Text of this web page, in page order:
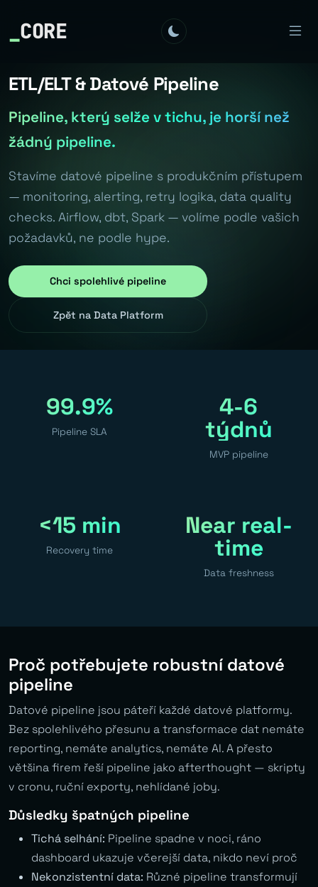
_CORE
ETL/ELT & Datové Pipeline
Pipeline, který selže v tichu, je horší než
žádný pipeline.
Stavíme datové pipeline s produkčním přístupem
— monitoring, alerting, retry logika, data quality
checks. Airflow, dbt, Spark — volíme podle vašich
požadavků, ne podle hype.
Chci spolehlivé pipeline
Zpět na Data Platform
99.9%
Pipeline SLA
4-6
týdnů
MVP pipeline
<15 min
Recovery time
Near real-
time
Data freshness
Proč potřebujete robustní datové
pipeline
Datové pipeline jsou páteří každé datové platformy.
Bez spolehlivého přesunu a transformace dat nemáte
reporting, nemáte analytics, nemáte AI. A přesto
většina firem řeší pipeline jako afterthought — skripty
v cronu, ruční exporty, nehlídané joby.
Důsledky špatných pipeline
Tichá selhání: Pipeline spadne v noci, ráno
dashboard ukazuje včerejší data, nikdo neví proč
Nekonzistentní data: Různé pipeline transformují